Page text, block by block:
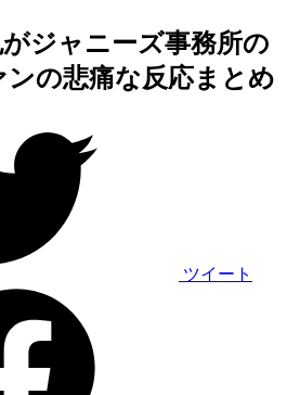
ジャニーズ事務所の
ンの悲痛な反応まとめ
ツイート